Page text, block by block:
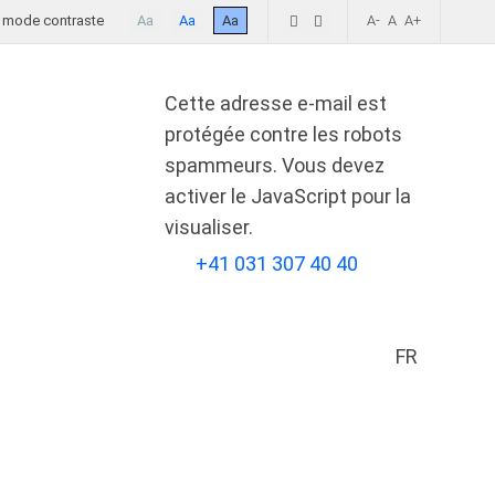
mode contraste Aa Aa Aa A- A A+
Cette adresse e-mail est
protégée contre les robots
spammeurs. Vous devez
activer le JavaScript pour la
visualiser.
+41 031 307 40 40
FR